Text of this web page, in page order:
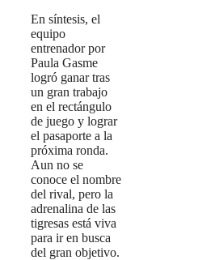
En síntesis, el
equipo
entrenador por
Paula Gasme
logró ganar tras
un gran trabajo
en el rectángulo
de juego y lograr
el pasaporte a la
próxima ronda.
Aun no se
conoce el nombre
del rival, pero la
adrenalina de las
tigresas está viva
para ir en busca
del gran objetivo.